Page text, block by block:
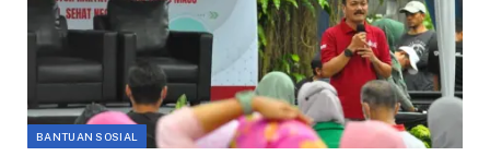
BANTUAN SOSIAL